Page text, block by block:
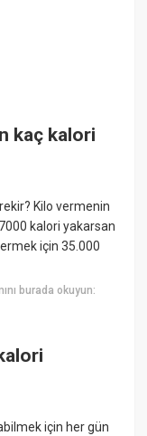
kaç kalori
Kilo vermenin
kalori yakarsan
için 35.000
burada okuyun:
için her gün